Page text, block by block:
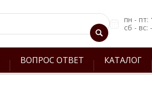
пн - пт:
сб - вс: -
ВОПРОС ОТВЕТ КАТАЛОГ